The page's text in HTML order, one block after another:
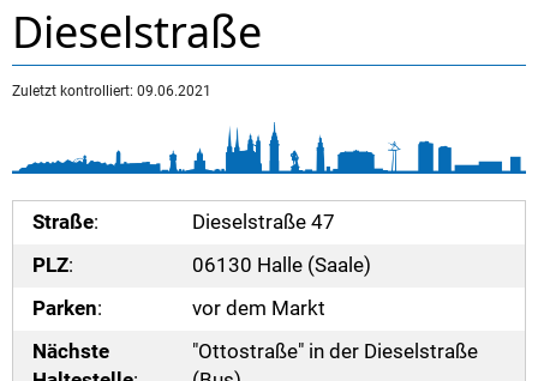
Dieselstraße
Zuletzt kontrolliert: 09.06.2021
Straße:
Dieselstraße 47
PLZ:
06130 Halle (Saale)
Parken:
vor dem Markt
Nächste
"Ottostraße" in der Dieselstraße